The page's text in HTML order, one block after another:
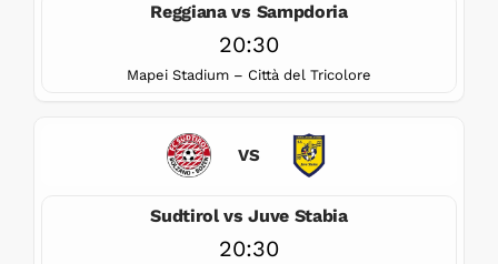
Reggiana vs Sampdoria
20:30
Mapei Stadium – Città del Tricolore
VS
Sudtirol vs Juve Stabia
20:30